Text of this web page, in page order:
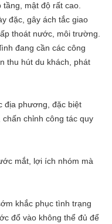
mật độ rất cao.
đặc, gây ách tắc giao
thoát nước, môi trường.
đang cần các công
thu hút du khách, phát
địa phương, đặc biệt
chấn chỉnh công tác quy
mắt, lợi ích nhóm mà
khắc phục tình trạng
đổ vào không thể đủ để